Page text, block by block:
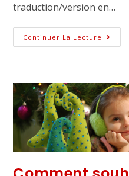
traduction/version en…
Continuer La Lecture